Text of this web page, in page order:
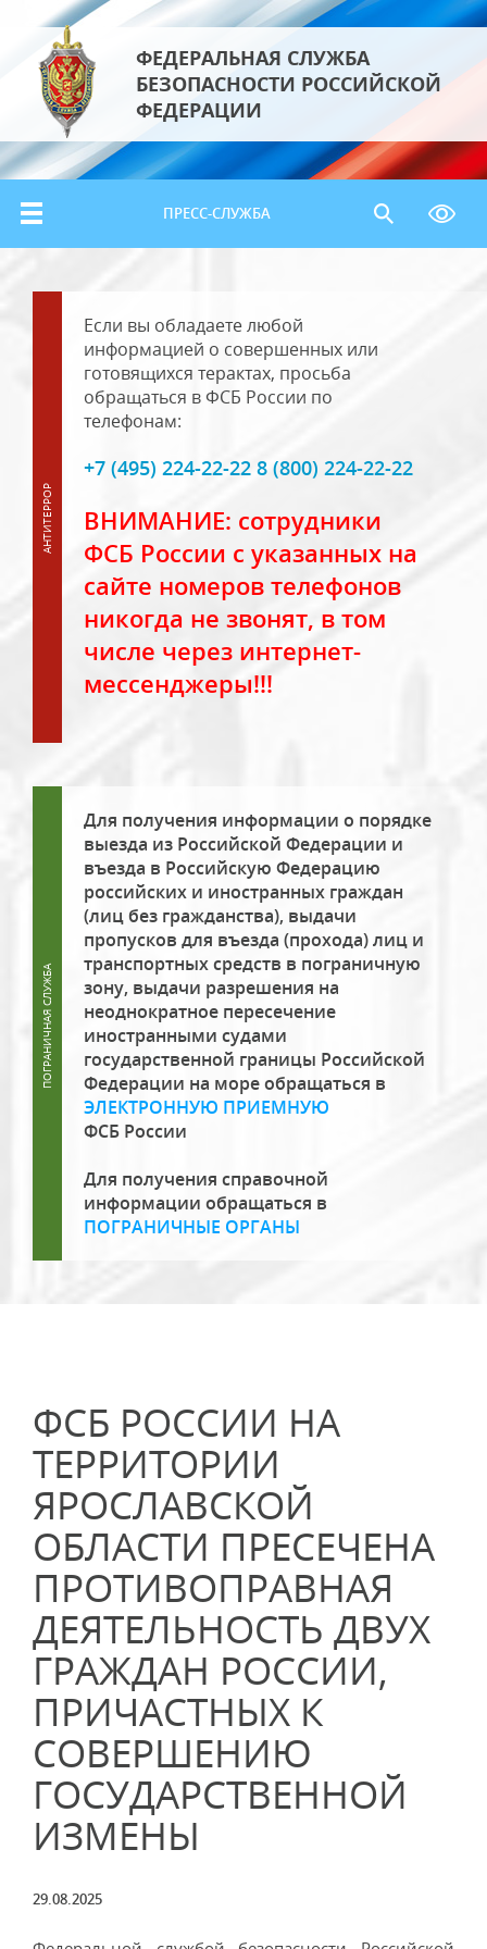
ФЕДЕРАЛЬНАЯ СЛУЖБА
БЕЗОПАСНОСТИ РОССИЙСКОЙ
ФЕДЕРАЦИИ
ПРЕСС-СЛУЖБА
Если вы обладаете любой
информацией о совершенных или
готовящихся терактах, просьба
обращаться в ФСБ России по
телефонам:
+7 (495) 224-22-22 8 (800) 224-22-22
ВНИМАНИЕ: сотрудники
ФСБ России с указанных на
сайте номеров телефонов
никогда не звонят, в том
числе через интернет-
мессенджеры!!!
Для получения информации о порядке
выезда из Российской Федерации и
въезда в Российскую Федерацию
российских и иностранных граждан
(лиц без гражданства), выдачи
пропусков для въезда (прохода) лиц и
транспортных средств в пограничную
зону, выдачи разрешения на
неоднократное пересечение
иностранными судами
государственной границы Российской
Федерации на море обращаться в
ЭЛЕКТРОННУЮ ПРИЕМНУЮ
ФСБ России
Для получения справочной
информации обращаться в
ПОГРАНИЧНЫЕ ОРГАНЫ
ФСБ РОССИИ НА
ТЕРРИТОРИИ
ЯРОСЛАВСКОЙ
ОБЛАСТИ ПРЕСЕЧЕНА
ПРОТИВОПРАВНАЯ
ДЕЯТЕЛЬНОСТЬ ДВУХ
ГРАЖДАН РОССИИ,
ПРИЧАСТНЫХ К
СОВЕРШЕНИЮ
ГОСУДАРСТВЕННОЙ
ИЗМЕНЫ
29.08.2025